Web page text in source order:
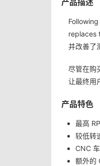
产品描述
replaces
并改善了
尽管在购
让最终用
产品特色
最高
较低转
CNC
额外的